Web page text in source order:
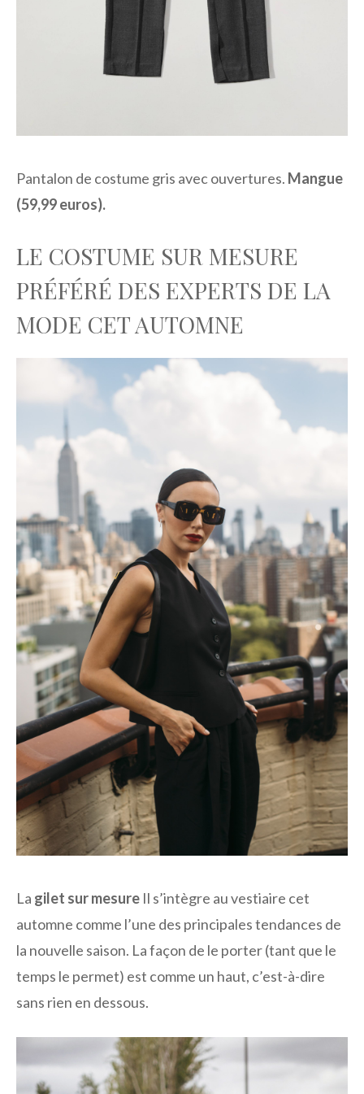
Pantalon de costume gris avec ouvertures. Mangue
(59,99 euros).
LE COSTUME SUR MESURE
PRÉFÉRÉ DES EXPERTS DE LA
MODE CET AUTOMNE
La gilet sur mesure Il s’intègre au vestiaire cet
automne comme l’une des principales tendances de
la nouvelle saison. La façon de le porter (tant que le
temps le permet) est comme un haut, c’est-à-dire
sans rien en dessous.